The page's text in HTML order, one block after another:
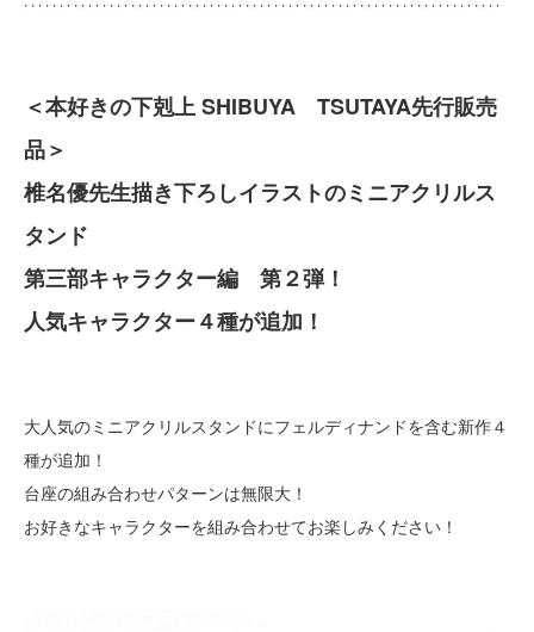
＜本好きの下剋上 SHIBUYA TSUTAYA先行販売
品＞
椎名優先生描き下ろしイラストのミニアクリルス
タンド
第三部キャラクター編 第２弾！
人気キャラクター４種が追加！
大人気のミニアクリルスタンドにフェルディナンドを含む新作４
種が追加！
台座の組み合わせパターンは無限大！
お好きなキャラクターを組み合わせてお楽しみください！